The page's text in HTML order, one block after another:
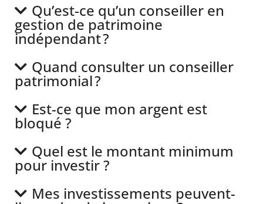
Qu’est-ce qu’un conseiller en
gestion de patrimoine
indépendant ?
Quand consulter un conseiller
patrimonial ?
Est-ce que mon argent est
bloqué ?
Quel est le montant minimum
pour investir ?
Mes investissements peuvent-